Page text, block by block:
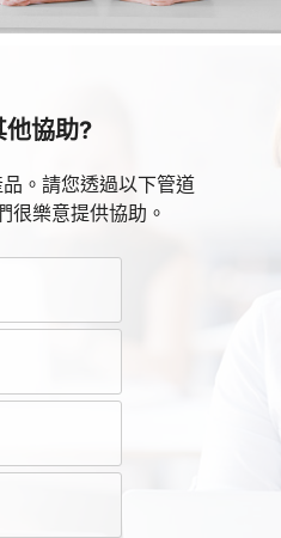
他協助?
。請您透過以下管道
很樂意提供協助。